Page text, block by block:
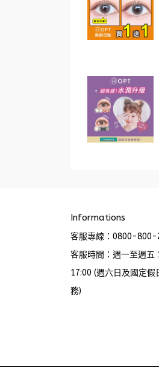
Informations
客服專線：0800-800-
客服時間：週一至週五
17:00 (週六日及國定假
務)